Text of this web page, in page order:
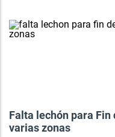
Falta lechón para
varias zonas